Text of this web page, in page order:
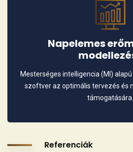
Napelemes
Mesterséges intelligencia (MI)
szoftver az optimális tervezés és
támogatására.
Referenciák